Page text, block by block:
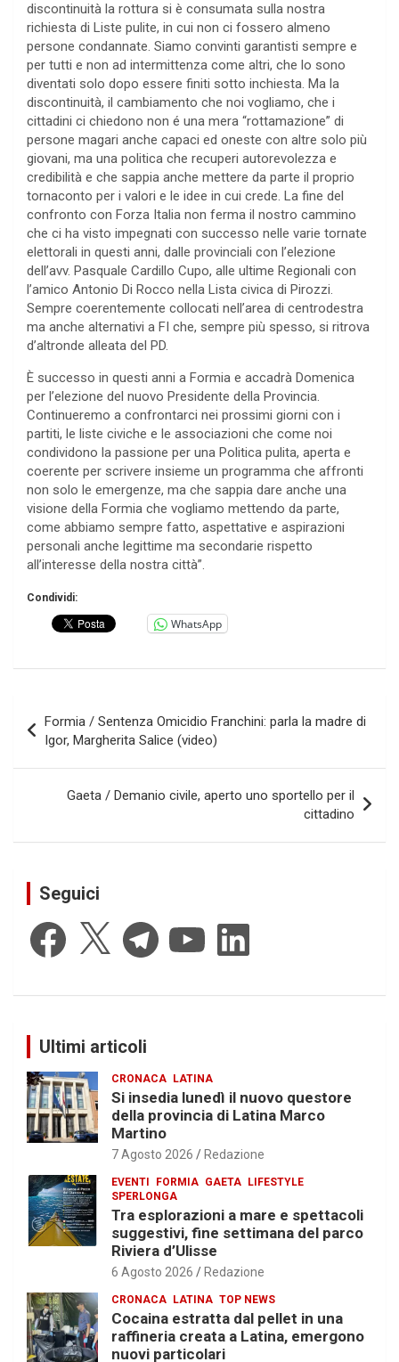
discontinuità la rottura si è consumata sulla nostra
richiesta di Liste pulite, in cui non ci fossero almeno
persone condannate. Siamo convinti garantisti sempre e
per tutti e non ad intermittenza come altri, che lo sono
diventati solo dopo essere finiti sotto inchiesta. Ma la
discontinuità, il cambiamento che noi vogliamo, che i
cittadini ci chiedono non é una mera “rottamazione” di
persone magari anche capaci ed oneste con altre solo più
giovani, ma una politica che recuperi autorevolezza e
credibilità e che sappia anche mettere da parte il proprio
tornaconto per i valori e le idee in cui crede. La fine del
confronto con Forza Italia non ferma il nostro cammino
che ci ha visto impegnati con successo nelle varie tornate
elettorali in questi anni, dalle provinciali con l’elezione
dell’avv. Pasquale Cardillo Cupo, alle ultime Regionali con
l’amico Antonio Di Rocco nella Lista civica di Pirozzi.
Sempre coerentemente collocati nell’area di centrodestra
ma anche alternativi a FI che, sempre più spesso, si ritrova
d’altronde alleata del PD.
È successo in questi anni a Formia e accadrà Domenica
per l’elezione del nuovo Presidente della Provincia.
Continueremo a confrontarci nei prossimi giorni con i
partiti, le liste civiche e le associazioni che come noi
condividono la passione per una Politica pulita, aperta e
coerente per scrivere insieme un programma che affronti
non solo le emergenze, ma che sappia dare anche una
visione della Formia che vogliamo mettendo da parte,
come abbiamo sempre fatto, aspettative e aspirazioni
personali anche legittime ma secondarie rispetto
all’interesse della nostra città”.
Condividi:
WhatsApp
articoli
Formia / Sentenza Omicidio Franchini: parla la madre di
Igor, Margherita Salice (video)
Gaeta / Demanio civile, aperto uno sportello per il
cittadino
Seguici
Facebook Telegram YouTube LinkedIn
Ultimi articoli
CRONACA LATINA
Si insedia lunedì il nuovo questore
della provincia di Latina Marco
Martino
7 Agosto 2026 Redazione
EVENTI FORMIA GAETA LIFESTYLE
SPERLONGA
Tra esplorazioni a mare e spettacoli
suggestivi, fine settimana del parco
Riviera d’Ulisse
6 Agosto 2026 Redazione
CRONACA LATINA TOP NEWS
Cocaina estratta dal pellet in una
raffineria creata a Latina, emergono
nuovi particolari